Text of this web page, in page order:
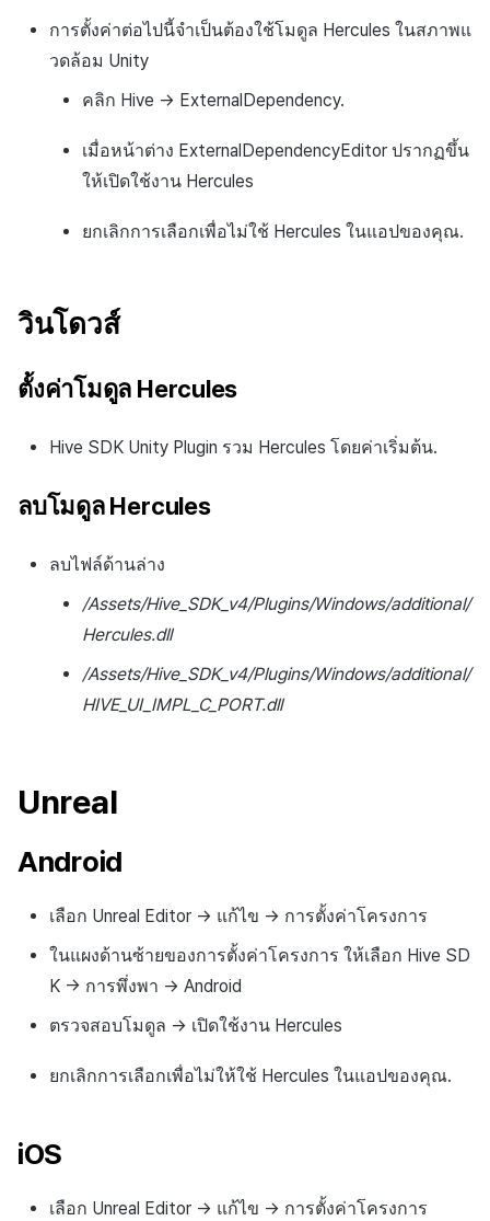
การตั้งค่าต่อไปนี้จำเป็นต้องใช้โมดูล Hercules ในสภาพแ
วดล้อม Unity
คลิก Hive → ExternalDependency.
เมื่อหน้าต่าง ExternalDependencyEditor ปรากฏขึ้น
ให้เปิดใช้งาน Hercules
ยกเลิกการเลือกเพื่อไม่ใช้ Hercules ในแอปของคุณ.
วินโดวส์
ตั้งค่าโมดูล Hercules
Hive SDK Unity Plugin รวม Hercules โดยค่าเริ่มต้น.
ลบโมดูล Hercules
ลบไฟล์ด้านล่าง
/Assets/Hive_SDK_v4/Plugins/Windows/additional/
Hercules.dll
/Assets/Hive_SDK_v4/Plugins/Windows/additional/
HIVE_UI_IMPL_C_PORT.dll
Unreal
Android
เลือก Unreal Editor → แก้ไข → การตั้งค่าโครงการ
ในแผงด้านซ้ายของการตั้งค่าโครงการ ให้เลือก Hive SD
K → การพึ่งพา → Android
ตรวจสอบโมดูล → เปิดใช้งาน Hercules
ยกเลิกการเลือกเพื่อไม่ให้ใช้ Hercules ในแอปของคุณ.
iOS
เลือก Unreal Editor → แก้ไข → การตั้งค่าโครงการ